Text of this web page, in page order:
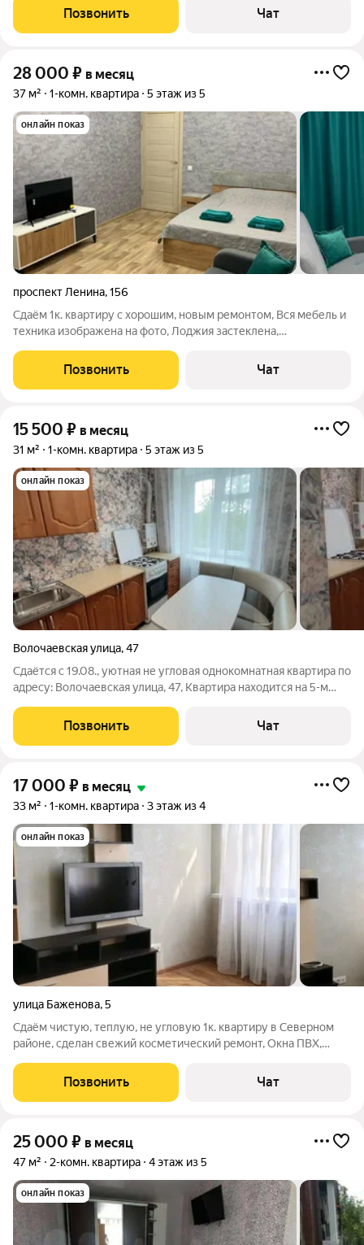
мебелью(диван,шкаф,кухонный уголок,стол,кухонный
гарнитур) вся бытовая
Позвонить Чат
28 000 ₽ в месяц
37 м² 1-комн. квартира 5 этаж из 5
онлайн показ
проспект Ленина,156
Сдаём 1к. квартиру с хорошим, новым ремонтом, Вся мебель и
техника изображена на фото, Лоджия застеклена,
принадлежности, Стоимость аренды квартиры:28000/
месяц+эл-во и вода, Единоразовая
Позвонить Чат
15 500 ₽ в месяц
31 м² 1-комн. квартира 5 этаж из 5
онлайн показ
Волочаевская улица,47
Сдаётся с 19.08., уютная не угловая однокомнатная квартира по
адресу: Волочаевская улица, 47, Квартира находится на 5-м
всего 5 этажей, В квартире сделан свежий косметический
ремонт, ранее не
Позвонить Чат
17 000 ₽ в месяц
33 м² 1-комн. квартира 3 этаж из 4
онлайн показ
улица Баженова,5
Сдаём чистую, теплую, не угловую 1к. квартиру в Северном
районе, сделан свежий косметический ремонт, Окна ПВХ,
Меблирована полностью (новый диван-кровать), -
Холодильник, - Стиральная машина
Позвонить Чат
25 000 ₽ в месяц
47 м² 2-комн. квартира 4 этаж из 5
онлайн показ